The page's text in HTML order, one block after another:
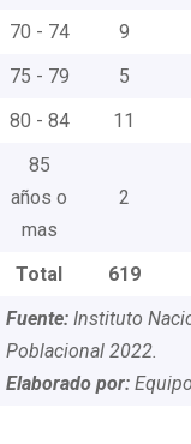
70 - 74
9
75 - 79
5
80 - 84
11
85
años o
mas
2
Total 619
Fuente: Instituto
Poblacional 2022.
Elaborado por: